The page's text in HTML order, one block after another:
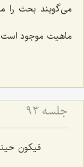
مى‌گویند بحث را
ماهیت موجود است
جلسه ۹۳
فیکون